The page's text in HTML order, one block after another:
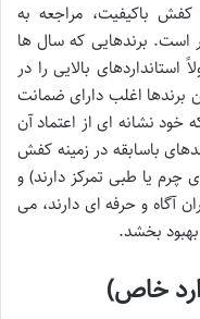
باکیفیت، مراجعه به
است. برندهایی که سال ها
بالایی را در
برندها اغلب دارای ضمانت
نشانه ای از اعتماد آن
باسابقه در زمینه کفش
یا طبی تمرکز دارند) و
آگاه و حرفه ای دارند، می
بخشد.
خاص)